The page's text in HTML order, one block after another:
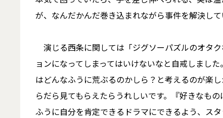
が、なんだかんだ巻き込まれながら事件を解決して
演じる西条に関しては「ジグソーパズルのオタ
ョンになってしまってはいけないなと自戒しまし
はどんなふうに荒ぶるのかしら？と考えるのが楽
らだら見てもらえたらうれしいです。『好きなも
ふうに自分を肯定できるドラマにできるよう、ス